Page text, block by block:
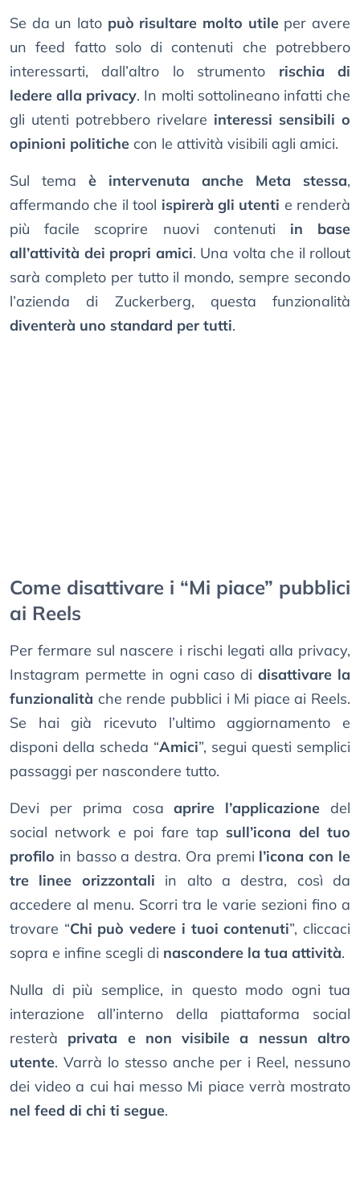
Se da un lato può risultare molto utileper avere
un feed fatto solo di contenuti che potrebbero
interessarti, dall’altro lo strumento rischia di
ledere alla privacy. In molti sottolineano infatti che
gli utenti potrebbero rivelare interessi sensibili o
opinioni politiche con le attività visibili agli amici.
Sul tema è intervenuta anche Meta stessa,
affermando che il tool ispirerà gli utenti e renderà
più facile scoprire nuovi contenuti in base
all’attività dei propri amici. Una volta che il rollout
sarà completo per tutto il mondo, sempre secondo
l’azienda di Zuckerberg, questa funzionalità
diventerà uno standard per tutti.
Come disattivare i “Mi piace” pubblici
ai Reels
Per fermare sul nascere i rischi legati alla privacy,
Instagram permette in ogni caso didisattivare la
funzionalità che rende pubblici i Mi piace ai Reels.
Se hai già ricevuto l’ultimo aggiornamento e
disponi della scheda “Amici”, segui questi semplici
passaggi per nascondere tutto.
Devi per prima cosaaprire l’applicazione del
social network e poi fare tap sull’icona del tuo
profilo in basso a destra. Ora premi l’icona con le
tre linee orizzontali in alto a destra, così da
accedere al menu. Scorri tra le varie sezioni fino a
trovare “Chi può vedere i tuoi contenuti”, cliccaci
sopra e infine scegli di nascondere la tua attività.
Nulla di più semplice, in questo modo ogni tua
interazione all’interno della piattaforma social
resterà privata e non visibile a nessun altro
utente. Varrà lo stesso anche per i Reel, nessuno
dei video a cui hai messo Mi piace verrà mostrato
nel feed di chi ti segue.